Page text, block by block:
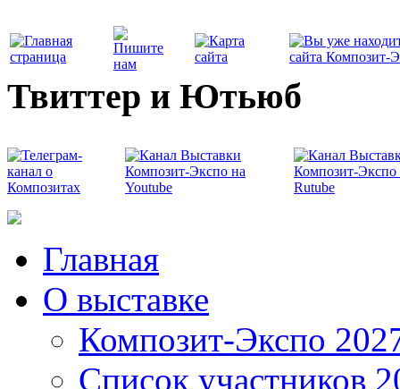
Твиттер и Ютьюб
Главная
О выставке
Композит-Экспо
Список участников